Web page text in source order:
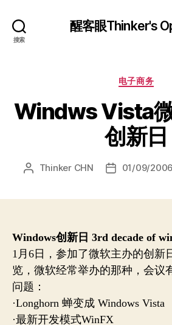
搜索
醒客眼Thinker's
分
电子商务
Windws Vista
创新日
文 Thinker CHN
发 01/09/2006
Windows创新日 3rd decade of
1月6日，参加了微软主办的创新
览，微软经常举办的那种，会议
问题：
·Longhorn 蝉变成 Windows Vista
·最新开发模式WinFX